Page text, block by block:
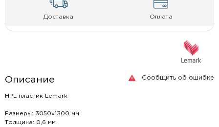
Доставка Оплата
Сообщить об ошибке
Описание
HPL пластик Lemark
Размеры: 3050х1300 мм
Толщина: 0,6 мм